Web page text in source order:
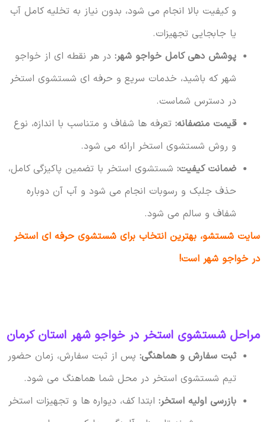
و کیفیت بالا انجام می شود، بدون نیاز به تخلیه کامل آب
یا جابجایی تجهیزات.
پوشش دهی کامل خواجو شهر:در هر نقطه ای از خواجو
شهر که باشید، خدمات سریع و حرفه ای شستشوی استخر
در دسترس شماست.
قیمت منصفانه:تعرفه ها شفاف و متناسب با اندازه، نوع
و روش شستشوی استخر ارائه می شود.
ضمانت کیفیت:شستشوی استخر با تضمین پاکیزگی کامل،
حذف جلبک و رسوبات انجام می شود و آب آن دوباره
شفاف و سالم می شود.
سایت شستشو، بهترین انتخاب برای شستشوی حرفه ای استخر
در خواجو شهر است!
مراحل شستشوی استخر در خواجو شهر استان کرمان
ثبت سفارش و هماهنگی:پس از ثبت سفارش، زمان حضور
تیم شستشوی استخر در محل شما هماهنگ می شود.
بازرسی اولیه استخر:ابتدا کف، دیواره ها و تجهیزات استخر